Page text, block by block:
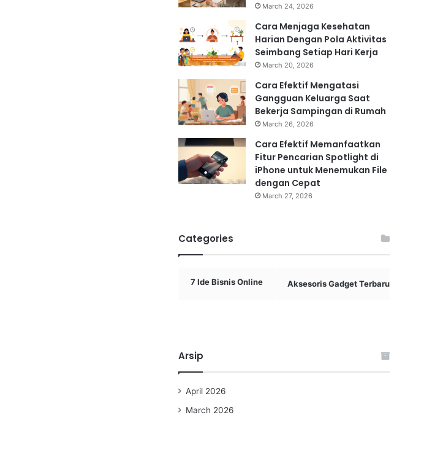
March 24, 2026
Cara Menjaga Kesehatan
Harian Dengan Pola Aktivitas
Seimbang Setiap Hari Kerja
March 20, 2026
Cara Efektif Mengatasi
Gangguan Keluarga Saat
Bekerja Sampingan di Rumah
March 26, 2026
Cara Efektif Memanfaatkan
Fitur Pencarian Spotlight di
iPhone untuk Menemukan File
dengan Cepat
March 27, 2026
Categories
7 Ide Bisnis Online Aksesoris Gadget Terbaru 2025
Arsip
April 2026
March 2026